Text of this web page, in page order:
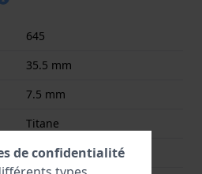
645
35.5 mm
7.5 mm
Titane
Rond
de confidentialité